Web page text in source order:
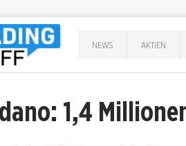
NEWS AKTIEN
1,4